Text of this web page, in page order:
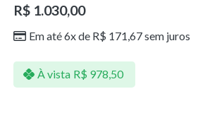
R$1.030,00
Em até 6x de R$ 171,67sem juros
À vista R$ 978,50